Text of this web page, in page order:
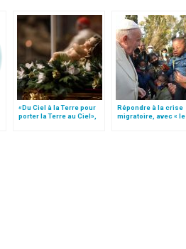
«Du Ciel à la Terre pour
porter la Terre au Ciel»,
Répondre à la crise
migratoire, avec « le